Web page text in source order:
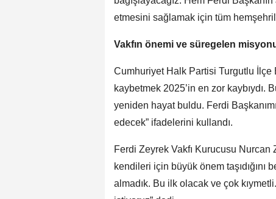
etmesini sağlamak için tüm
Vakfın önemi ve süregelen
Cumhuriyet Halk Partisi Turgutlu İlçe
kaybetmek 2025’in en zor kaybıydı.
yeniden hayat buldu. Ferdi
edecek” ifadelerini kullandı.
Ferdi Zeyrek Vakfı Kurucusu
kendileri için büyük önem
almadık. Bu ilk olacak ve çok